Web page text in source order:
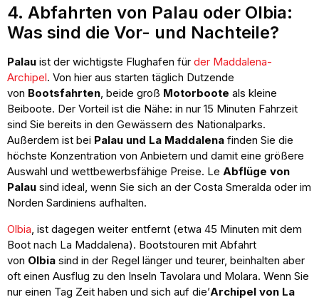
4. Abfahrten von Palau oder Olbia:
Was sind die Vor- und Nachteile?
Palau ist der wichtigste Flughafen für der Maddalena-
Archipel. Von hier aus starten täglich Dutzende
von Bootsfahrten, beide groß Motorboote als kleine
Beiboote. Der Vorteil ist die Nähe: in nur 15 Minuten Fahrzeit
sind Sie bereits in den Gewässern des Nationalparks.
Außerdem ist bei Palau und La Maddalena finden Sie die
höchste Konzentration von Anbietern und damit eine größere
Auswahl und wettbewerbsfähige Preise. Le Abflüge von
Palau sind ideal, wenn Sie sich an der Costa Smeralda oder im
Norden Sardiniens aufhalten.
Olbia , ist dagegen weiter entfernt (etwa 45 Minuten mit dem
Boot nach La Maddalena). Bootstouren mit Abfahrt
von Olbia sind in der Regel länger und teurer, beinhalten aber
oft einen Ausflug zu den Inseln Tavolara und Molara. Wenn Sie
nur einen Tag Zeit haben und sich auf die’Archipel von La